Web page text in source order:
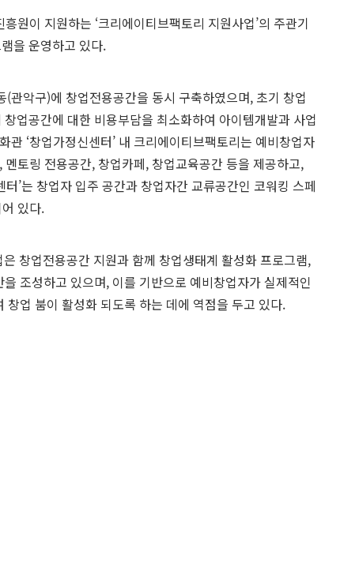
원이 지원하는 ‘크리에이티브팩토리 지원사업’의 주관기
을 운영하고 있다.
관악구)에 창업전용공간을 동시 구축하였으며, 초기 창업
업공간에 대한 비용부담을 최소화하여 아이템개발과 사업
‘창업가정신센터’ 내 크리에이티브팩토리는 예비창업자
토링 전용공간, 창업카페, 창업교육공간 등을 제공하고,
’는 창업자 입주 공간과 창업자간 교류공간인 코워킹 스페
있다.
창업전용공간 지원과 함께 창업생태계 활성화 프로그램,
조성하고 있으며, 이를 기반으로 예비창업자가 실제적인
업 붐이 활성화 되도록 하는 데에 역점을 두고 있다.